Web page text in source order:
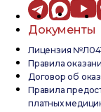
Документы
Лицензия
Правила
Договор об
Правила
платных